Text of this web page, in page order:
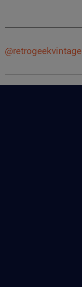
@retrogeekvintage